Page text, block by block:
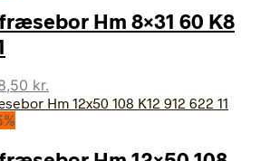
kr..312,00 kr..Hm 8×31 60 K8
kr..
kr.
aktuelle
318,50 kr..